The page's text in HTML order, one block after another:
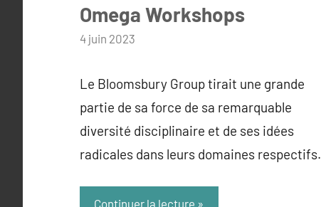
Omega Workshops
par
4 juin 2023
Le Bloomsbury Group tirait une grande
partie de sa force de sa remarquable
diversité disciplinaire et de ses idées
radicales dans leurs domaines respectifs.
Continuer la lecture